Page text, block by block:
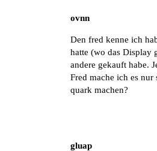
ovnn
Den fred kenne ich
hatte (wo das Display
andere gekauft habe.
Fred mache ich es
quark machen?
gluap